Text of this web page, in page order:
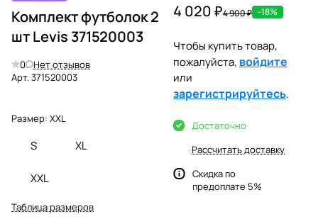
Комплект футболок 2
шт Levis 371520003
0
Нет отзывов
Арт.371520003
Размер: XXL
S XL
XXL
Таблица размеров
4 020 ₽4 900 ₽ -18%
Чтобы купить товар,
пожалуйста, войдите
или
зарегистрируйтесь.
Достаточно
Рассчитать доставку
Скидка по
предоплате 5%